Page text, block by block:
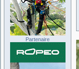
Partenaire